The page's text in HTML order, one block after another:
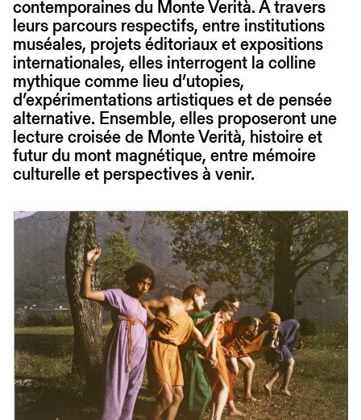
contemporaines du Monte Verità. À travers
leurs parcours respectifs, entre institutions
muséales, projets éditoriaux et expositions
internationales, elles interrogent la colline
mythique comme lieu d’utopies,
d’expérimentations artistiques et de pensée
alternative. Ensemble, elles proposeront une
lecture croisée de Monte Verità, histoire et
futur du mont magnétique, entre mémoire
culturelle et perspectives à venir.